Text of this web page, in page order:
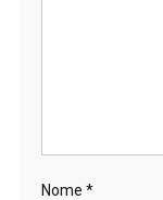
Nome *